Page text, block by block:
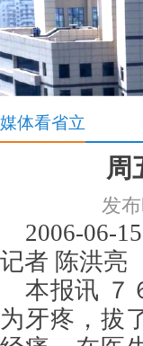
媒体看省立
周
发
2006-06-
记者 陈洪亮
本报讯 ７
为牙疼，拔